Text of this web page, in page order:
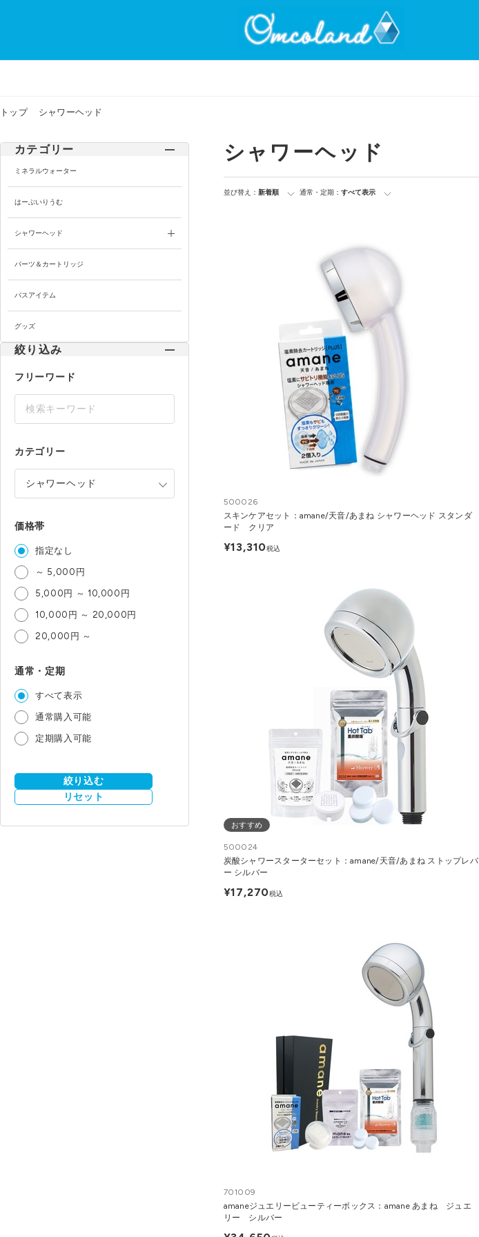
トップ シャワーヘッド
カテゴリー
ミネラルウォーター
はーぶいりうむ
シャワーヘッド
パーツ＆カートリッジ
バスアイテム
グッズ
絞り込み
フリーワード
カテゴリー
価格帯
指定なし
～ 5,000円
5,000円 ～ 10,000円
10,000円 ～ 20,000円
20,000円 ～
通常・定期
すべて表示
通常購入可能
定期購入可能
絞り込む
リセット
シャワーヘッド
並び替え： 新着順 通常・定期： すべて表示
500026
スキンケアセット：amane/天音/あまね シャワーヘッド スタンダ
ード クリア
¥13,310税込
おすすめ
500024
炭酸シャワースターターセット：amane/天音/あまね ストップレバ
ー シルバー
¥17,270税込
701009
amaneジュエリービューティーボックス：amane あまね ジュエ
リー シルバー